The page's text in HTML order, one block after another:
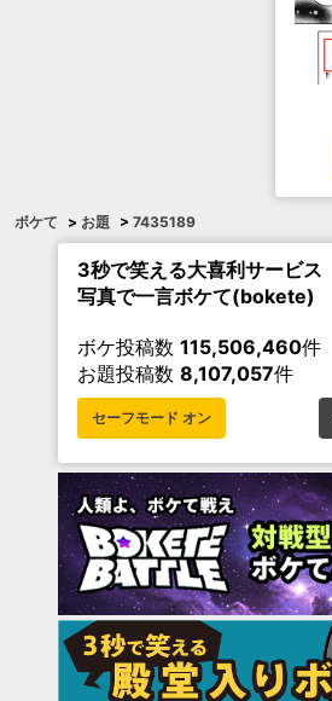
ボケて > お題 > 7435189
3秒で笑える大喜利サービス
写真で一言ボケて(bokete)
ボケ投稿数 115,506,460件
お題投稿数 8,107,057件
セーフモード オン